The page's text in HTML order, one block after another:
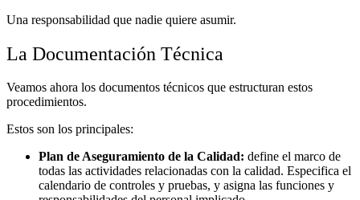
Una responsabilidad que nadie quiere asumir.
La Documentación Técnica
Veamos ahora los documentos técnicos que estructuran estos
procedimientos.
Estos son los principales:
Plan de Aseguramiento de la Calidad: define el marco de
todas las actividades relacionadas con la calidad. Especifica el
calendario de controles y pruebas, y asigna las funciones y